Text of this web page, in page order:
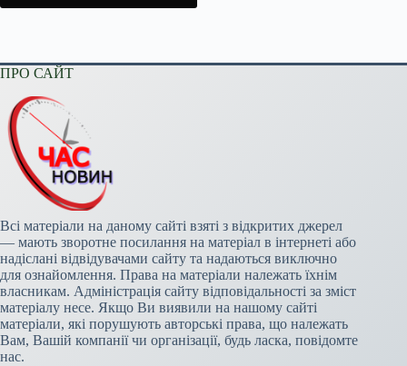
ПРО САЙТ
Всі матеріали на даному сайті взяті з відкритих джерел
— мають зворотне посилання на матеріал в інтернеті або
надіслані відвідувачами сайту та надаються виключно
для ознайомлення. Права на матеріали належать їхнім
власникам. Адміністрація сайту відповідальності за зміст
матеріалу несе. Якщо Ви виявили на нашому сайті
матеріали, які порушують авторські права, що належать
Вам, Вашій компанії чи організації, будь ласка, повідомте
нас.